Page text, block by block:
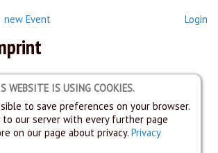
new Event Login
WEBSITE IS USING COOKIES.
to save preferences on your browser.
our server with every further page
on our page about privacy. Privacy